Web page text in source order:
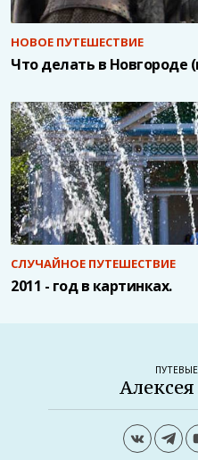
НОВОЕ ПУТЕШЕСТВИЕ
Что делать в
СЛУЧАЙНОЕ ПУТЕШЕСТВИЕ
2011 - год в картинках.